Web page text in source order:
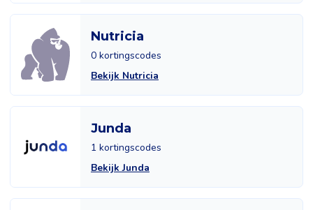
Nutricia
0 kortingscodes
Bekijk Nutricia
Junda
1 kortingscodes
Bekijk Junda